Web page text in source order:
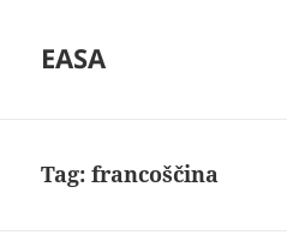
EASA
Tag:francoščina